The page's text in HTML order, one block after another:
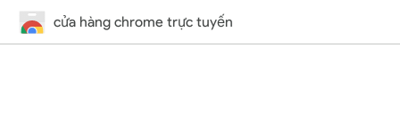
cửa hàng chrome trực tuyến